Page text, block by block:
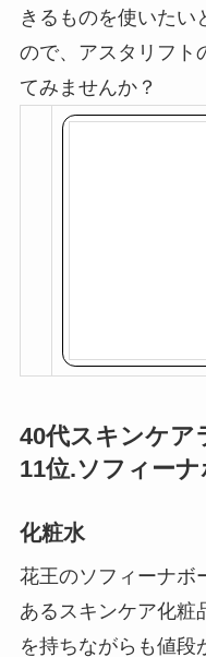
特に紫外線の強い5
きるものを使いたい
ので、アスタリフト
てみませんか？
40代スキンケア
花王のソフィーナボ
あるスキンケア化粧